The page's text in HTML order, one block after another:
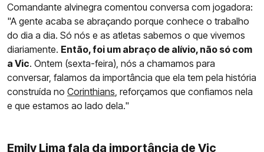
Comandante alvinegra comentou conversa com jogadora:
"A gente acaba se abraçando porque conhece o trabalho
do dia a dia. Só nós e as atletas sabemos o que vivemos
diariamente. Então, foi um abraço de alívio, não só com
a Vic. Ontem (sexta-feira), nós a chamamos para
conversar, falamos da importância que ela tem pela história
construída no Corinthians , reforçamos que confiamos nela
e que estamos ao lado dela."
Emily Lima fala da importância de Vic